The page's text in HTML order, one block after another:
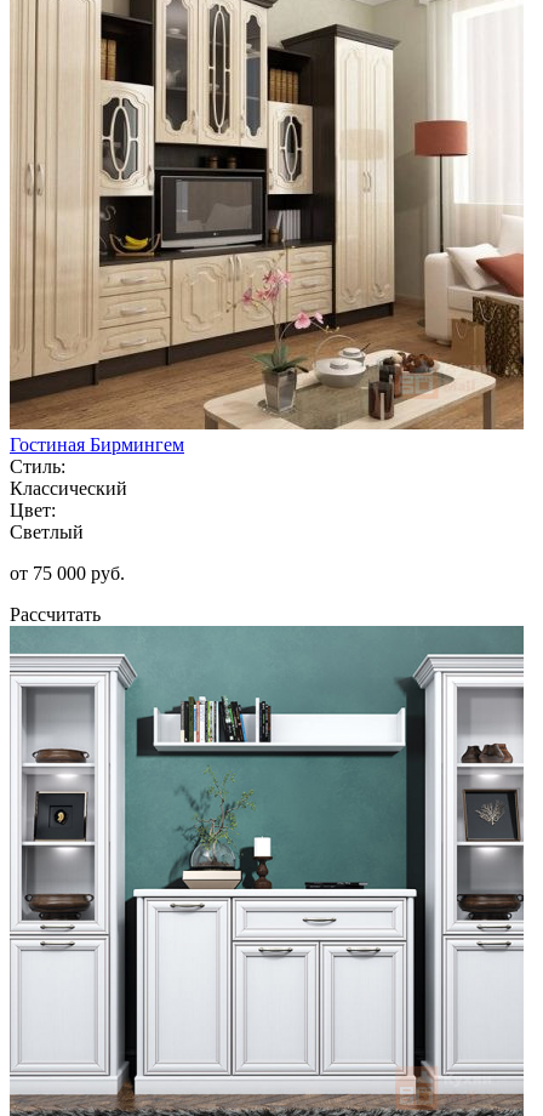
Гостиная Бирмингем
Стиль:
Классический
Цвет:
Светлый
от 75 000 руб.
Рассчитать